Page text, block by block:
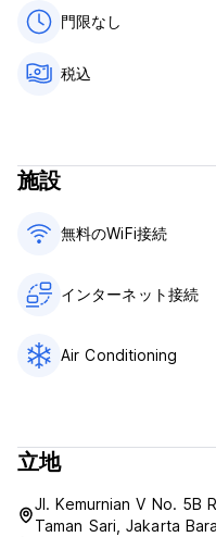
手段です。
キャンセルポリシー：ご到
チェックインは14:00～
12:00前にチェックアウトし
到着時に現金、クレジット
朝食は含まれておりません。
門限はありません。
ホステル全館禁煙
払いいただきます。
門限なし
税込
施設
無料のWiFi接続
インターネット接続
Air Conditioning
立地
Jl. Kemurnian V No. 5B
Taman Sari, Jakarta